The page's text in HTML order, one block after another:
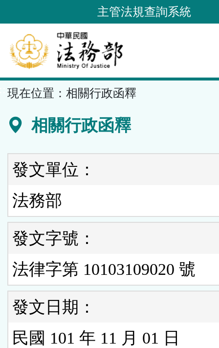
到
要
內
容
區
主管法規查詢系統
現在位置： 相關行政函釋
相關行政函釋
發文單位：
法務部
發文字號：
法律字第 10103109020 號
發文日期：
民國 101 年 11 月 01 日